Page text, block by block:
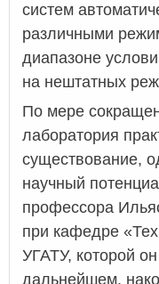
систем
различными
диапазоне
на нештатных
По мере
лаборатория
существование,
научный
профессора
при кафедре
УГАТУ, которой
дальнейшем,